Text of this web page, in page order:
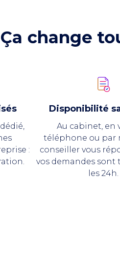
Ça change
:
Disponibilité
Au cabinet, en
téléphone ou par
conseiller vous
vos demandes sont
les 24h.